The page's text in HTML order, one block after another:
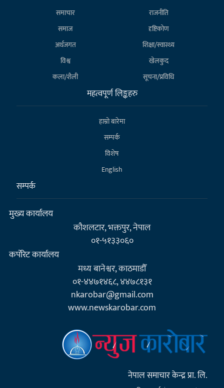
समाचार
राजनीति
समाज
दृष्टिकोण
अर्थजगत
शिक्षा/स्वास्थ्य
विश्व
खेलकुद
कला/शैली
सूचना/प्रविधि
महत्वपूर्ण लिङ्कहरु
हाम्राे बारेमा
सम्पर्क
विशेष
English
सम्पर्क
मुख्य कार्यालय
कौशलटार, भक्तपुर, नेपाल
०१-५१३३०६०
कर्पाेरेट कार्यालय
मध्य बानेश्वर, काठमाडौँ
०१-४४७१४६८, ४४७८१३१
nkarobar@gmail.com
www.newskarobar.com
नेपाल समाचार केन्द्र प्रा. लि.